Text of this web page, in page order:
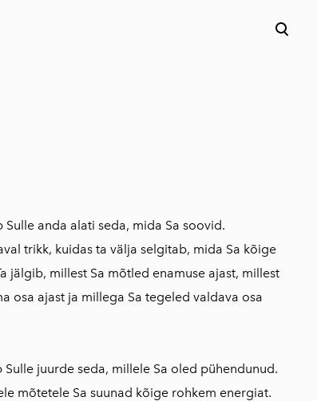
Sulle anda alati seda, mida Sa soovid.
trikk, kuidas ta välja selgitab, mida Sa kõige
jälgib, millest Sa mõtled enamuse ajast, millest
osa ajast ja millega Sa tegeled valdava osa
Sulle juurde seda, millele Sa oled pühendunud.
mõtetele Sa suunad kõige rohkem energiat.